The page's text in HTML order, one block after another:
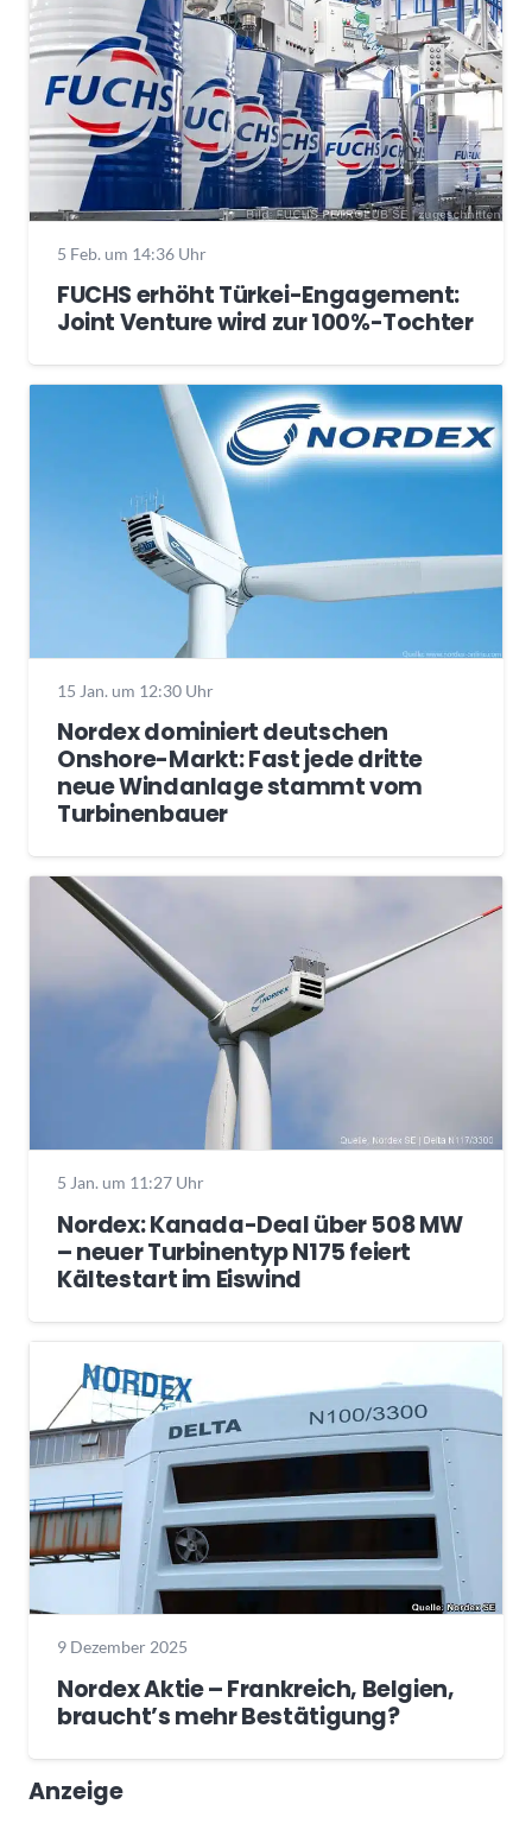
5 Feb. um 14:36 Uhr
FUCHS erhöht Türkei-Engagement:
Joint Venture wird zur 100%-Tochter
15 Jan. um 12:30 Uhr
Nordex dominiert deutschen
Onshore-Markt: Fast jede dritte
neue Windanlage stammt vom
Turbinenbauer
5 Jan. um 11:27 Uhr
Nordex: Kanada-Deal über 508 MW
– neuer Turbinentyp N175 feiert
Kältestart im Eiswind
9 Dezember 2025
Nordex Aktie – Frankreich, Belgien,
braucht’s mehr Bestätigung?
Anzeige